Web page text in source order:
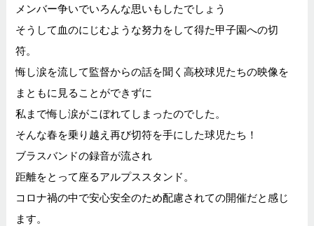
メンバー争いでいろんな思いもしたでしょう
そうして血のにじむような努力をして得た甲子園への切
符。
悔し涙を流して監督からの話を聞く高校球児たちの映像を
まともに見ることができずに
私まで悔し涙がこぼれてしまったのでした。
そんな春を乗り越え再び切符を手にした球児たち！
ブラスバンドの録音が流され
距離をとって座るアルプススタンド。
コロナ禍の中で安心安全のため配慮されての開催だと感じ
ます。